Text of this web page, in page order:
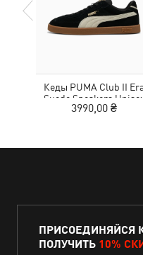
Кеды PUMA Club II
Suede Sneakers
3990,00 ₴
ПРИСОЕДИНЯЙСЯ
ПОЛУЧИТЬ 10%